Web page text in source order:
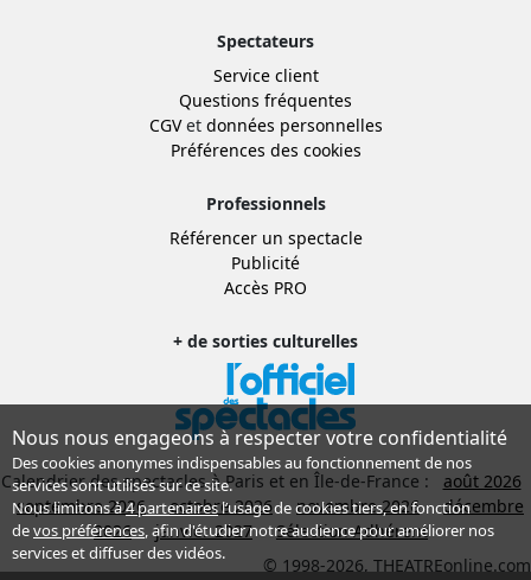
Spectateurs
Service client
Questions fréquentes
CGVet données personnelles
Préférences des cookies
Professionnels
Référencer un spectacle
Publicité
Accès PRO
+ de sorties culturelles
Calendrier des spectacles à Paris et en Île-de-France :
août 2026
septembre 2026
octobre 2026 novembre 2026
décembre
2026
janvier 2027
Sélection Adhérent
© 1998-2026, THEATREonline.com
Nous nous engageons à respecter votre confidentialité
Des cookies anonymes indispensables au fonctionnement de nos
services sont utilisés sur ce site.
Nous limitons à4 partenairesl’usage de cookies tiers, en fonction
devos préférences, afin d'étudier notre audience pour améliorer nos
services et diffuser des vidéos.